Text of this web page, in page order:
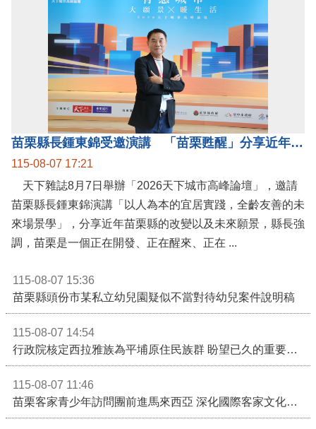
苗栗縣長鍾東錦受邀演講 「苗栗甦醒」分享近年轉變
115-08-07 17:21
天下雜誌8月7日舉辦「2026天下城市高峰論壇」，邀請
苗栗縣長鍾東錦演講「以人為本的宜居實踐，全齡友善的未
來場景學」，分享近年苗栗縣的改變以及未來願景，縣長強
115-08-07 15:36
苗栗縣頭份市某私立幼兒園疑似不當對待幼兒案件說明稿
115-08-07 14:54
115-08-07 11:46